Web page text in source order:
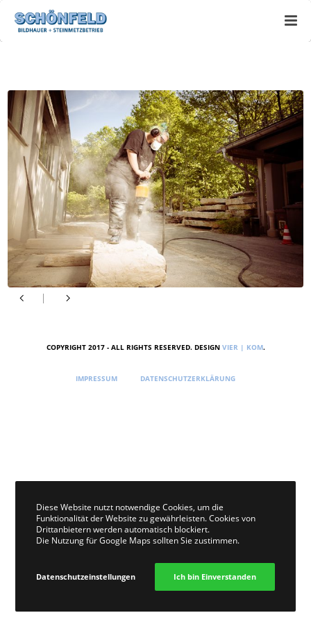
COPYRIGHT 2017 - ALL RIGHTS RESERVED. DESIGN VIER | KOM.
IMPRESSUM DATENSCHUTZERKLÄRUNG
Diese Website nutzt notwendige Cookies, um die
Funktionalität der Website zu gewährleisten. Cookies von
Drittanbietern werden automatisch blockiert.
Die Nutzung für Google Maps sollten Sie zustimmen.
Datenschutzeinstellungen Ich bin Einverstanden